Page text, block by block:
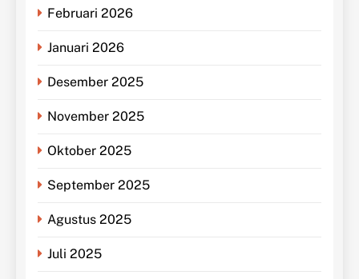
Februari 2026
Januari 2026
Desember 2025
November 2025
Oktober 2025
September 2025
Agustus 2025
Juli 2025